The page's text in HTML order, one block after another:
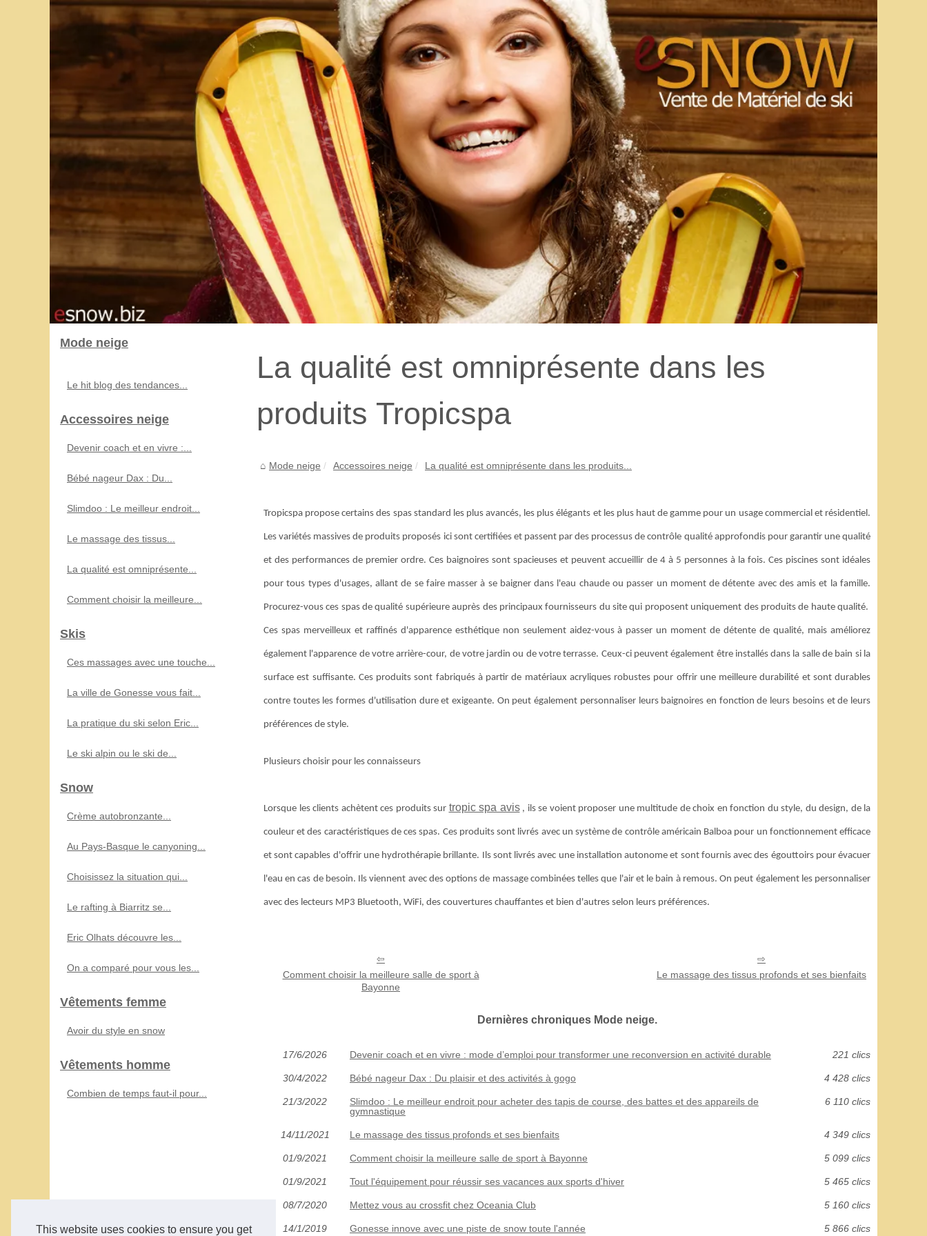
This website uses cookies to ensure you get
La qualité est omniprésente dans les
produits Tropicspa
Mode neige Accessoires neige La qualité est omniprésente dans les produits...
Tropicspa propose certains des spas standard les plus avancés, les plus élégants et les plus haut de gamme pour un usage commercial et résidentiel.
Les variétés massives de produits proposés ici sont certifiées et passent par des processus de contrôle qualité approfondis pour garantir une qualité
et des performances de premier ordre. Ces baignoires sont spacieuses et peuvent accueillir de 4 à 5 personnes à la fois. Ces piscines sont idéales
pour tous types d'usages, allant de se faire masser à se baigner dans l'eau chaude ou passer un moment de détente avec des amis et la famille.
Procurez-vous ces spas de qualité supérieure auprès des principaux fournisseurs du site qui proposent uniquement des produits de haute qualité.
Ces spas merveilleux et raffinés d'apparence esthétique non seulement aidez-vous à passer un moment de détente de qualité, mais améliorez
également l'apparence de votre arrière-cour, de votre jardin ou de votre terrasse. Ceux-ci peuvent également être installés dans la salle de bain si la
surface est suffisante. Ces produits sont fabriqués à partir de matériaux acryliques robustes pour offrir une meilleure durabilité et sont durables
contre toutes les formes d'utilisation dure et exigeante. On peut également personnaliser leurs baignoires en fonction de leurs besoins et de leurs
préférences de style.
Plusieurs choisir pour les connaisseurs
Lorsque les clients achètent ces produits sur tropic spa avis, ils se voient proposer une multitude de choix en fonction du style, du design, de la
couleur et des caractéristiques de ces spas. Ces produits sont livrés avec un système de contrôle américain Balboa pour un fonctionnement efficace
et sont capables d'offrir une hydrothérapie brillante. Ils sont livrés avec une installation autonome et sont fournis avec des égouttoirs pour évacuer
l'eau en cas de besoin. Ils viennent avec des options de massage combinées telles que l'air et le bain à remous. On peut également les personnaliser
avec des lecteurs MP3 Bluetooth, WiFi, des couvertures chauffantes et bien d'autres selon leurs préférences.
Comment choisir la meilleure salle de sport à
Bayonne
Le massage des tissus profonds et ses bienfaits
Dernières chroniques Mode neige.
17/6/2026 Devenir coach et en vivre : mode d’emploi pour transformer une reconversion en activité durable 221 clics
30/4/2022 Bébé nageur Dax : Du plaisir et des activités à gogo 4 428 clics
21/3/2022
Slimdoo : Le meilleur endroit pour acheter des tapis de course, des battes et des appareils de
gymnastique
6 110 clics
14/11/2021 Le massage des tissus profonds et ses bienfaits 4 349 clics
01/9/2021 Comment choisir la meilleure salle de sport à Bayonne 5 099 clics
01/9/2021 Tout l'équipement pour réussir ses vacances aux sports d'hiver 5 465 clics
08/7/2020 Mettez vous au crossfit chez Oceania Club 5 160 clics
14/1/2019 Gonesse innove avec une piste de snow toute l'année 5 866 clics
Mode neige
Le hit blog des tendances...
Accessoires neige
Devenir coach et en vivre :...
Bébé nageur Dax : Du...
Slimdoo : Le meilleur endroit...
Le massage des tissus...
La qualité est omniprésente...
Comment choisir la meilleure...
Skis
Ces massages avec une touche...
La ville de Gonesse vous fait...
La pratique du ski selon Eric...
Le ski alpin ou le ski de...
Snow
Crème autobronzante...
Au Pays-Basque le canyoning...
Choisissez la situation qui...
Le rafting à Biarritz se...
Eric Olhats découvre les...
On a comparé pour vous les...
Vêtements femme
Avoir du style en snow
Vêtements homme
Combien de temps faut-il pour...